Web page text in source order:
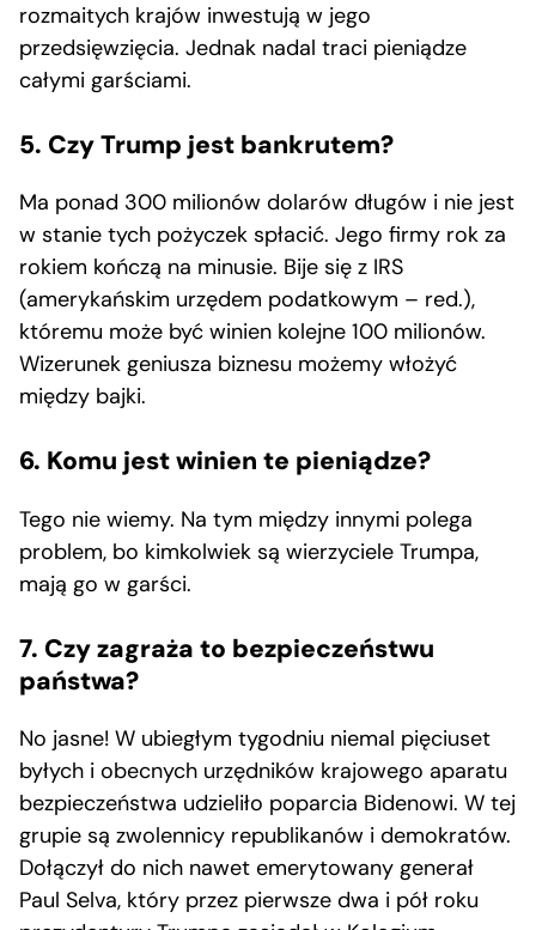
rozmaitych krajów inwestują w jego
przedsięwzięcia. Jednak nadal traci pieniądze
całymi garściami.
5. Czy Trump jest bankrutem?
Ma ponad 300 milionów dolarów długów i nie jest
w stanie tych pożyczek spłacić. Jego firmy rok za
rokiem kończą na minusie. Bije się z IRS
(amerykańskim urzędem podatkowym – red.),
któremu może być winien kolejne 100 milionów.
Wizerunek geniusza biznesu możemy włożyć
między bajki.
6. Komu jest winien te pieniądze?
Tego nie wiemy. Na tym między innymi polega
problem, bo kimkolwiek są wierzyciele Trumpa,
mają go w garści.
7. Czy zagraża to bezpieczeństwu
państwa?
No jasne! W ubiegłym tygodniu niemal pięciuset
byłych i obecnych urzędników krajowego aparatu
bezpieczeństwa udzieliło poparcia Bidenowi. W tej
grupie są zwolennicy republikanów i demokratów.
Dołączył do nich nawet emerytowany generał
Paul Selva, który przez pierwsze dwa i pół roku